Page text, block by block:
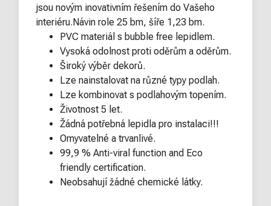
jsou novým inovativním řešením do Vašeho
interiéru.Návin role 25 bm, šíře 1,23 bm.
PVC materiál s bubble free lepidlem.
Vysoká odolnost proti oděrům a oděrům.
Široký výběr dekorů.
Lze nainstalovat na různé typy podlah.
Lze kombinovat s podlahovým topením.
Životnost 5 let.
Žádná potřebná lepidla pro instalaci!!!
Omyvatelné a trvanlivé.
99,9 % Anti-viral function and Eco
friendly certification.
Neobsahují žádné chemické látky.